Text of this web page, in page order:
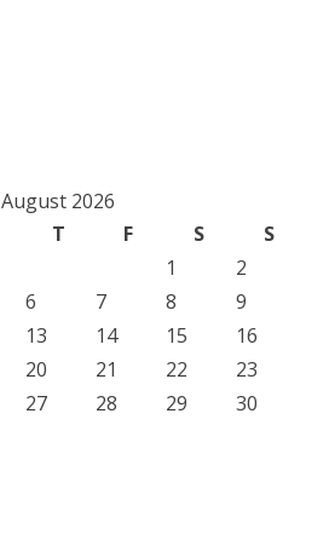
August 2026
T F S
S
1
2
6 7 8
9
13 14 15
16
20 21 22
23
27 28 29
30